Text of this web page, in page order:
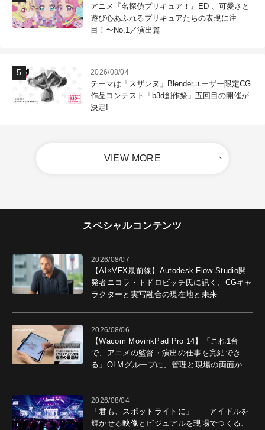
アニメ『名探偵プリキュア！』ED 、可愛さと
遊び心あふれるプリキュアたちの表現に注
目！〜No.1／演出篇
2026/08/04
テーマは「スザンヌ」Blenderユーザー限定CG
作品コンテスト「b3d創作祭」五回目の開催が
決定!
VIEW MORE
スペシャルコンテンツ
2026/08/07
【AI×VFX最前線】Autodesk Flow Studio開
発者ニコラ・トドロビッチ氏に訊く、CGキャ
ラクターと実写融合の現在地と未来
2026/08/06
【Wacom MovinkPad Pro 14】「これ1台
で、アニメの監督・演出の仕事を完結でき
る」OLMグループに、管理と現場の両面から
2026/08/04
「君も、スポットライトに」――アイドルを
輝かせる映像とビジュアルを現場でつくる、